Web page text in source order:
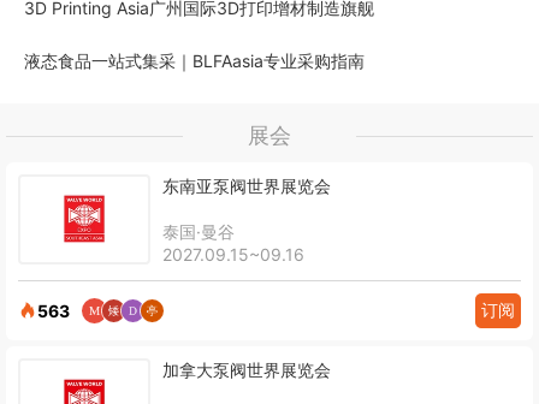
3D Printing Asia广州国际3D打印增材制造旗舰
液态食品一站式集采｜BLFAasia专业采购指南
展会
东南亚泵阀世界展览会
泰国·曼谷
2027.09.15~09.16
563 订阅
加拿大泵阀世界展览会